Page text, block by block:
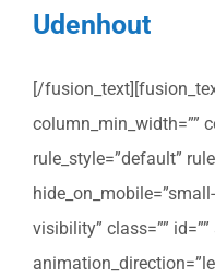
Udenhout
[/
column_min_width=””
rule_style=”default”
visibility” class=””